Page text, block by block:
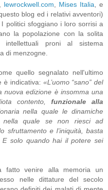
, lewrockwell.com, Mises Italia, e
blog ed i relativi avventori)
politici sfoggiano i loro sorrisi a
la popolazione con la solita
proni al sistema
di menzogne.
quello segnalato nell'ultimo
è indicativa: «L’uomo “sano” del
nuova edizione è insomma una
contento, funzionale alla
nella quale le dinamiche
nella quale se non riesci ad
sfruttamento e l’iniquità, basta
E solo quando hai il potere sei
fatto venire alla memoria un
nelle dittature del secolo